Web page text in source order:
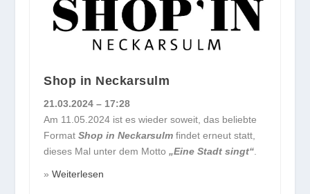
Shop in Neckarsulm
21.03.2024 – 17:28
Am 11.05.2024 ist es wieder soweit, das beliebte
FormatShop in Neckarsulm findet erneut statt,
dieses Mal unter dem Motto„Eine Stadt singt“
Weiterlesen